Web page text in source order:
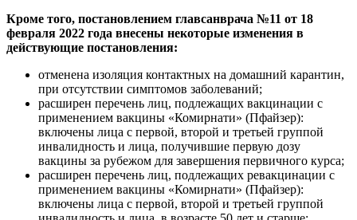
Кроме того, постановлением главсанврача №11 от 18
февраля 2022 года внесены некоторые изменения в
действующие постановления:
отменена изоляция контактных на домашний карантин,
при отсутствии симптомов заболеваний;
расширен перечень лиц, подлежащих вакцинации с
применением вакцины «Комирнати» (Пфайзер):
включены лица с первой, второй и третьей группой
инвалидность и лица, получившие первую дозу
вакцины за рубежом для завершения первичного курса;
расширен перечень лиц, подлежащих ревакцинации с
применением вакцины «Комирнати» (Пфайзер):
включены лица с первой, второй и третьей группой